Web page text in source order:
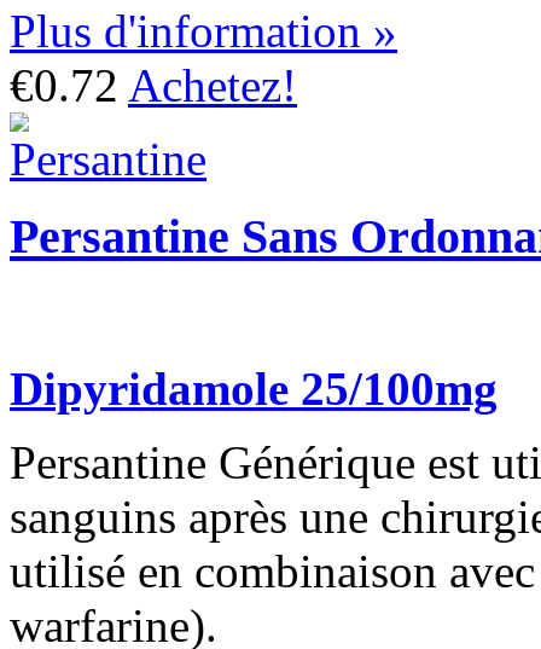
Plus d'information »
€0.72 Achetez!
Persantine Sans
Dipyridamole 25/100mg
Persantine Générique est
sanguins après une
utilisé en combinaison
warfarine).